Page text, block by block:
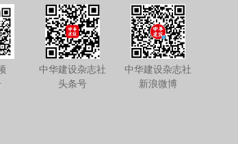
中华建设杂志社
头条号
中华建设杂志社
新浪微博